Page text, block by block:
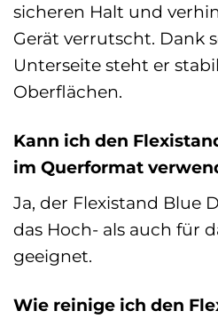
sicheren Halt und
Gerät verrutscht. Dank
Unterseite steht er
Oberflächen.
Kann ich den
im Querformat
Ja, der Flexistand Blue
das Hoch- als auch für
geeignet.
Wie reinige ich den